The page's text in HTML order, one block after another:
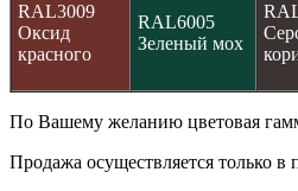
RAL3009
Оксид
красного
RAL6005
Зеленый мох
По Вашему желанию цветовая
Продажа осуществляется только в